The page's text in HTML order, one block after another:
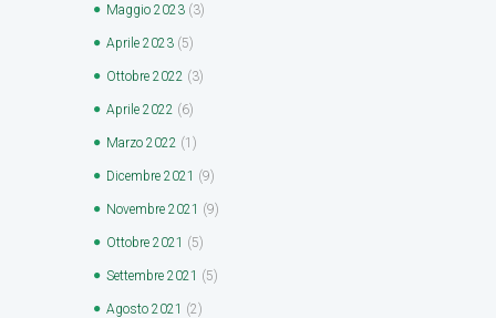
Maggio 2023 (3)
Aprile 2023 (5)
Ottobre 2022 (3)
Aprile 2022 (6)
Marzo 2022 (1)
Dicembre 2021 (9)
Novembre 2021 (9)
Ottobre 2021 (5)
Settembre 2021 (5)
Agosto 2021 (2)